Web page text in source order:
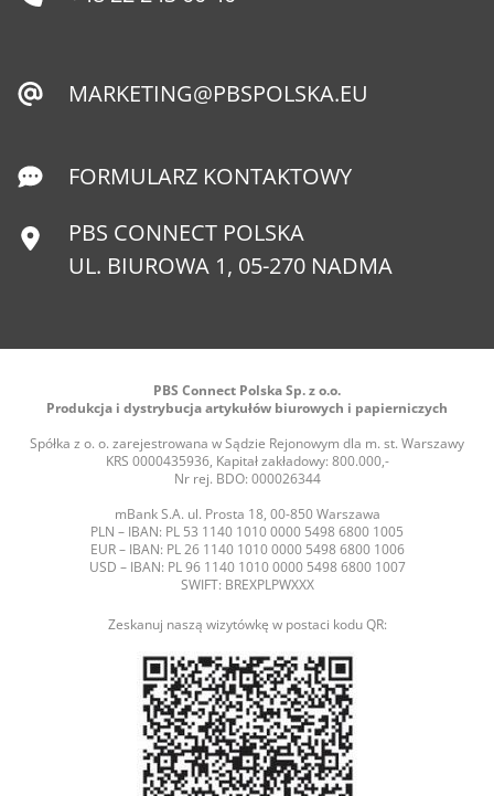
MARKETING@PBSPOLSKA.EU
FORMULARZ KONTAKTOWY
PBS CONNECT POLSKA
UL. BIUROWA 1, 05-270 NADMA
PBS Connect Polska Sp. z o.o.
Produkcja i dystrybucja artykułów biurowych i papierniczych
Spółka z o. o. zarejestrowana w Sądzie Rejonowym dla m. st. Warszawy
KRS 0000435936, Kapitał zakładowy: 800.000,-
Nr rej. BDO: 000026344
mBank S.A. ul. Prosta 18, 00-850 Warszawa
PLN – IBAN: PL 53 1140 1010 0000 5498 6800 1005
EUR – IBAN: PL 26 1140 1010 0000 5498 6800 1006
USD – IBAN: PL 96 1140 1010 0000 5498 6800 1007
SWIFT: BREXPLPWXXX
Zeskanuj naszą wizytówkę w postaci kodu QR: